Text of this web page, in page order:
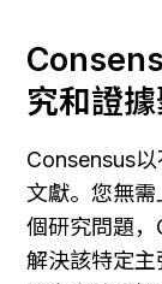
究和證
Consensus
文獻。您無
個研究問題
解決該特定